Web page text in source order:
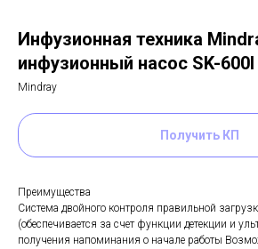
Инфузионная техника
инфузионный насос SK-600I
Mindray
Получить КП
Преимущества
Система двойного контроля правильной
(обеспечивается за счет функции детекции и
получения напоминания о начале работы